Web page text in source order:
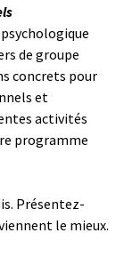
de groupe
concrets pour
et
activités
programme
Présentez-
le mieux.